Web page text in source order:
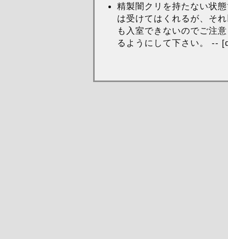
精製闇クリを持たない状
は受けてはくれるが、そ
も入室できないのでご注
るようにして下さい。 --